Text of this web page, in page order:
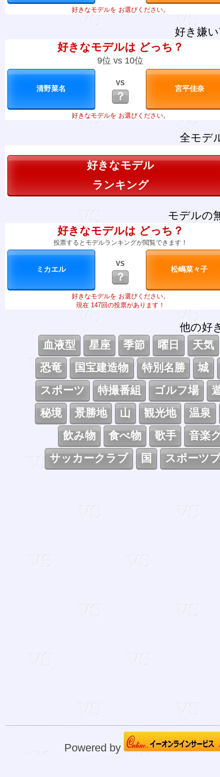
好きなモデルを お選びください。
好き嫌
好きなモデルは どっち？
9位 vs 10位
VS
？
好きなモデルを お選びください。
全モデ
好きなモデル
ランキング
モデルの
好きなモデルは どっち？
投票するとモデルランキングが閲覧できます！
VS
？
好きなモデルを お選びください。
現在 147回の投票があります！
他の好
血液型
星座 季節 曜日
天気
恐竜
国宝建造物 特別名勝
城
スポーツ
特撮番組 ゴルフ場
秘境
景勝地 山 観光地
温泉
飲み物
食べ物 歌手
音楽
サッカークラブ
国 スポーツ
Powered by